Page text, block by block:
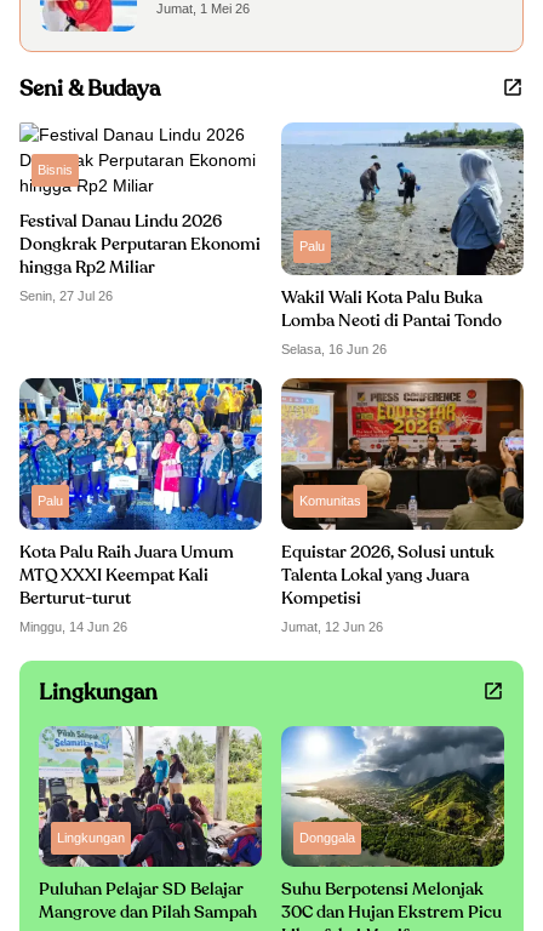
Jumat, 1 Mei 26
Seni & Budaya
Bisnis
Festival Danau Lindu 2026
Dongkrak Perputaran Ekonomi
hingga Rp2 Miliar
Senin, 27 Jul 26
Palu
Wakil Wali Kota Palu Buka
Lomba Neoti di Pantai Tondo
Selasa, 16 Jun 26
Palu
Kota Palu Raih Juara Umum
MTQ XXXI Keempat Kali
Berturut-turut
Minggu, 14 Jun 26
Komunitas
Equistar 2026, Solusi untuk
Talenta Lokal yang Juara
Kompetisi
Jumat, 12 Jun 26
Lingkungan
Lingkungan
Puluhan Pelajar SD Belajar
Mangrove dan Pilah Sampah
Donggala
Suhu Berpotensi Melonjak
30C dan Hujan Ekstrem Picu